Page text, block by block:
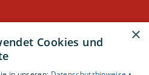
×
Cookies und